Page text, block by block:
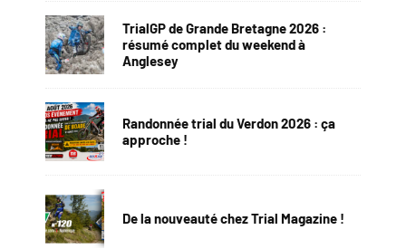
TrialGP de Grande Bretagne 2026 :
résumé complet du weekend à
Anglesey
Randonnée trial du Verdon 2026 : ça
approche !
De la nouveauté chez Trial Magazine !